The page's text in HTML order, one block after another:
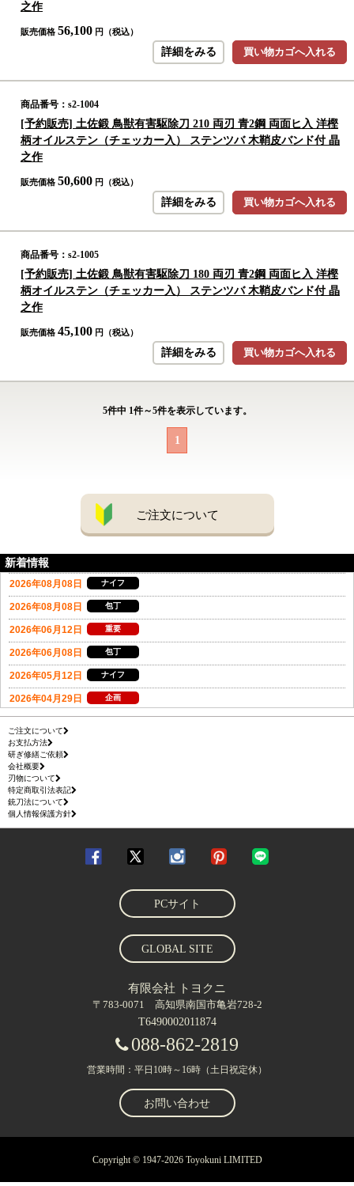
之作
販売価格 56,100 円（税込）
買い物カゴへ入れる
詳細をみる
商品番号：s2-1004
[予約販売] 土佐鍛 鳥獣有害駆除刀 210 両刃 青2鋼 両面ヒ入 洋樫
柄オイルステン（チェッカー入） ステンツバ 木鞘皮バンド付 晶
之作
販売価格 50,600 円（税込）
買い物カゴへ入れる
詳細をみる
商品番号：s2-1005
[予約販売] 土佐鍛 鳥獣有害駆除刀 180 両刃 青2鋼 両面ヒ入 洋樫
柄オイルステン（チェッカー入） ステンツバ 木鞘皮バンド付 晶
之作
販売価格 45,100 円（税込）
買い物カゴへ入れる
詳細をみる
5件中 1件～5件を表示しています。
1
ご注文について
新着情報
ご注文について
お支払方法
研ぎ修繕ご依頼
会社概要
刃物について
特定商取引法表記
銃刀法について
個人情報保護方針
PCサイト
GLOBAL SITE
有限会社 トヨクニ
〒783-0071 高知県南国市亀岩728-2
T6490002011874
088-862-2819
営業時間：平日10時～16時（土日祝定休）
お問い合わせ
Copyright © 1947-2026 Toyokuni LIMITED